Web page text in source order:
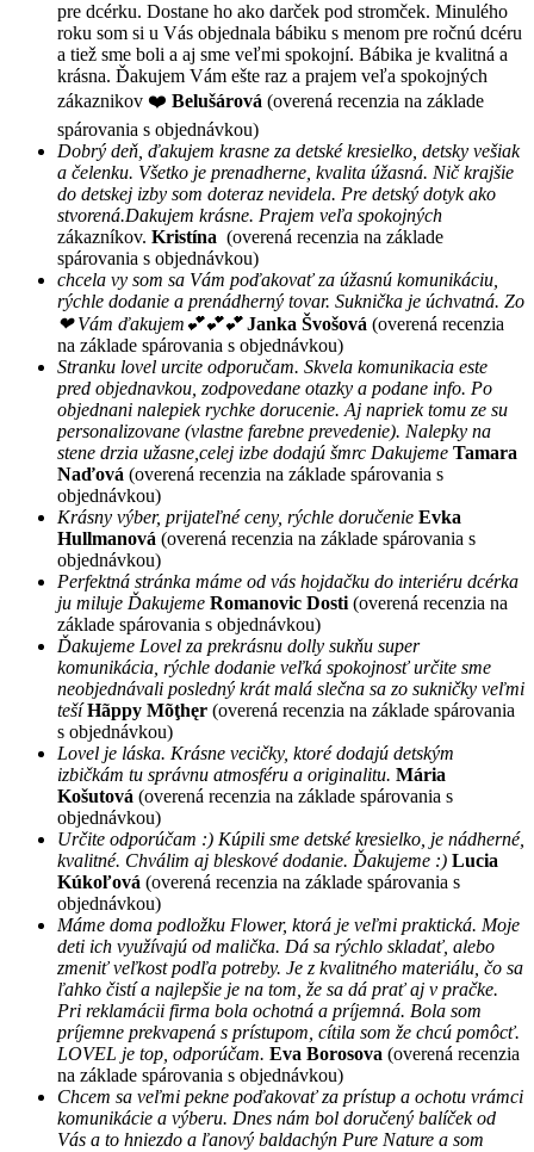
pre dcérku. Dostane ho ako darček pod stromček. Minulého
roku som si u Vás objednala bábiku s menom pre ročnú dcéru
a tiež sme boli a aj sme veľmi spokojní. Bábika je kvalitná a
krásna. Ďakujem Vám ešte raz a prajem veľa spokojných
zákaznikov ❤️ Belušárová (overená recenzia na základe
spárovania s objednávkou)
Dobrý deň, ďakujem krasne za detské kresielko, detsky vešiak
a čelenku. Všetko je prenadherne, kvalita úžasná. Nič krajšie
do detskej izby som doteraz nevidela. Pre detský dotyk ako
stvorená.Dakujem krásne. Prajem veľa spokojných
zákazníkov. Kristína (overená recenzia na základe
spárovania s objednávkou)
chcela vy som sa Vám poďakovať za úžasnú komunikáciu,
rýchle dodanie a prenádherný tovar. Suknička je úchvatná. Zo
❤ Vám ďakujem💕💕💕 Janka Švošová (overená recenzia
na základe spárovania s objednávkou)
Stranku lovel urcite odporučam. Skvela komunikacia este
pred objednavkou, zodpovedane otazky a podane info. Po
objednani nalepiek rychke dorucenie. Aj napriek tomu ze su
personalizovane (vlastne farebne prevedenie). Nalepky na
stene drzia užasne,celej izbe dodajú šmrc Dakujeme Tamara
Naďová (overená recenzia na základe spárovania s
objednávkou)
Krásny výber, prijateľné ceny, rýchle doručenie Evka
Hullmanová (overená recenzia na základe spárovania s
objednávkou)
Perfektná stránka máme od vás hojdačku do interiéru dcérka
ju miluje Ďakujeme Romanovic Dosti (overená recenzia na
základe spárovania s objednávkou)
Ďakujeme Lovel za prekrásnu dolly sukňu super
komunikácia, rýchle dodanie veľká spokojnosť určite sme
neobjednávali posledný krát malá slečna sa zo sukničky veľmi
tešíHãppy Mõţhęr (overená recenzia na základe spárovania
s objednávkou)
Lovel je láska. Krásne vecičky, ktoré dodajú detským
izbičkám tu správnu atmosféru a originalitu. Mária
Košutová (overená recenzia na základe spárovania s
objednávkou)
Určite odporúčam :) Kúpili sme detské kresielko, je nádherné,
kvalitné. Chválim aj bleskové dodanie. Ďakujeme :) Lucia
Kúkoľová (overená recenzia na základe spárovania s
objednávkou)
Máme doma podložku Flower, ktorá je veľmi praktická. Moje
deti ich využívajú od malička. Dá sa rýchlo skladať, alebo
zmeniť veľkost podľa potreby. Je z kvalitného materiálu, čo sa
ľahko čistí a najlepšie je na tom, že sa dá prať aj v pračke.
Pri reklamácii firma bola ochotná a príjemná. Bola som
príjemne prekvapená s prístupom, cítila som že chcú pomôcť.
LOVEL je top, odporúčam. Eva Borosova (overená recenzia
na základe spárovania s objednávkou)
Chcem sa veľmi pekne poďakovať za prístup a ochotu vrámci
komunikácie a výberu. Dnes nám bol doručený balíček od
Vás a to hniezdo a ľanový baldachýn Pure Nature a som